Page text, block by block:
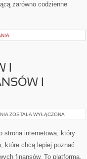
zarówno codzienne
I
I
FINANSE
I
FREELANCERÓW
HISTORIA
I
ZOSTAŁA WYŁĄCZONA
strona internetowa, który
które chcą lepiej poznać
finansów. To platforma,